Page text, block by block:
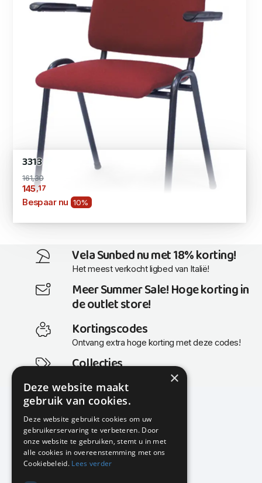
3313
161,30
145 ,17
Bespaar nu 10%
Vela Sunbed nu met 18% korting!
Het meest verkocht ligbed van Italië!
Meer Summer Sale! Hoge korting in
de outlet store!
Kortingscodes
Ontvang extra hoge korting met deze codes!
Collecties
Actuele en populaire collecties
KMP Kantoormeubilair
Airport Business Park
Frankfurtstraat 29-31
1175 RH Lijnden
×
Deze website maakt
gebruik van cookies.
Deze website gebruikt cookies om uw
gebruikerservaring te verbeteren. Door
onze website te gebruiken, stemt u in met
alle cookies in overeenstemming met ons
Cookiebeleid. Lees verder